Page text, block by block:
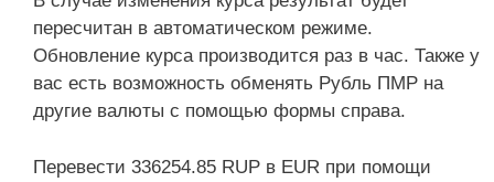
пересчитан в автоматическом режиме.
Обновление курса производится раз в час. Также у
вас есть возможность обменять Рубль ПМР на
другие валюты с помощью формы справа.
Перевести 336254.85 RUP в EUR при помощи